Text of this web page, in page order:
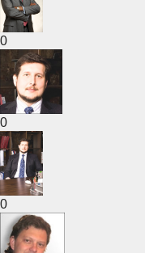
0
0
0